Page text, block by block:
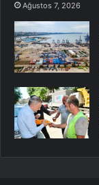
Ağustos 7, 2026